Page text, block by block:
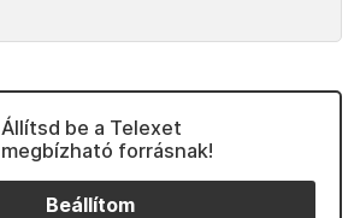
Állítsd be a Telexet
megbízható forrásnak!
Beállítom